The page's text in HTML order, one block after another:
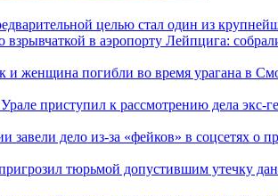
целью стал один из
взрывчаткой в аэропорту Лейпцига:
и женщина погибли во время урагана в
приступил к рассмотрению дела
завели дело из-за «фейков» в соцсетях о
тюрьмой допустившим утечку